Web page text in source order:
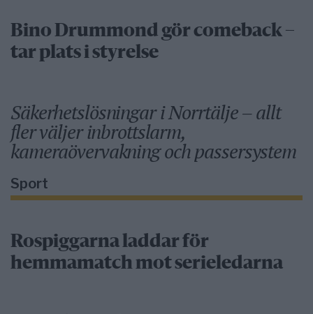
Bino Drummond gör comeback –
tar plats i styrelse
Säkerhetslösningar i Norrtälje – allt
fler väljer inbrottslarm,
kameraövervakning och passersystem
Sport
Rospiggarna laddar för
hemmamatch mot serieledarna